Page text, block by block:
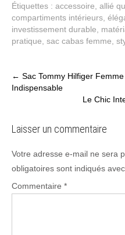
Étiquettes : accessoire allié
compartiments intérieurs
investissement durable
pratique sac cabas femme
Post
navigation
← Sac Tommy Hilfiger
Indispensable
Le Chic
Laisser un commentaire
Votre adresse e-mail ne sera
obligatoires sont indiqués avec
Commentaire *